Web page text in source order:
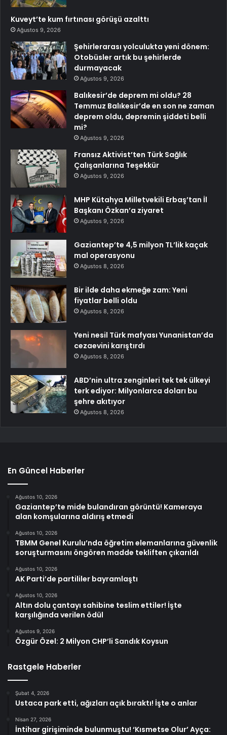
Kuveyt’te kum fırtınası görüşü azalttı
Ağustos 9, 2026
Şehirlerarası yolculukta yeni dönem:
Otobüsler artık bu şehirlerde
durmayacak
Ağustos 9, 2026
Balıkesir’de deprem mi oldu? 28
Temmuz Balıkesir’de en son ne zaman
deprem oldu, depremin şiddeti belli
mi?
Ağustos 9, 2026
Fransız Aktivist’ten Türk Sağlık
Çalışanlarına Teşekkür
Ağustos 9, 2026
MHP Kütahya Milletvekili Erbaş’tan İl
Başkanı Özkan’a ziyaret
Ağustos 9, 2026
Gaziantep’te 4,5 milyon TL’lik kaçak
mal operasyonu
Ağustos 8, 2026
Bir ilde daha ekmeğe zam: Yeni
fiyatlar belli oldu
Ağustos 8, 2026
Yeni nesil Türk mafyası Yunanistan’da
cezaevini karıştırdı
Ağustos 8, 2026
ABD’nin ultra zenginleri tek tek ülkeyi
terk ediyor: Milyonlarca doları bu
şehre akıtıyor
Ağustos 8, 2026
En Güncel Haberler
Ağustos 10, 2026
Gaziantep’te mide bulandıran görüntü! Kameraya
alan komşularına aldırış etmedi
Ağustos 10, 2026
TBMM Genel Kurulu’nda öğretim elemanlarına güvenlik
soruşturmasını öngören madde tekliften çıkarıldı
Ağustos 10, 2026
AK Parti’de partililer bayramlaştı
Ağustos 10, 2026
Altın dolu çantayı sahibine teslim ettiler! İşte
karşılığında verilen ödül
Ağustos 9, 2026
Özgür Özel: 2 Milyon CHP’li Sandık Koysun
Rastgele Haberler
Şubat 4, 2026
Ustaca park etti, ağızları açık bıraktı! İşte o anlar
Nisan 27, 2026
İntihar girişiminde bulunmuştu! ‘Kısmetse Olur’ Ayça: